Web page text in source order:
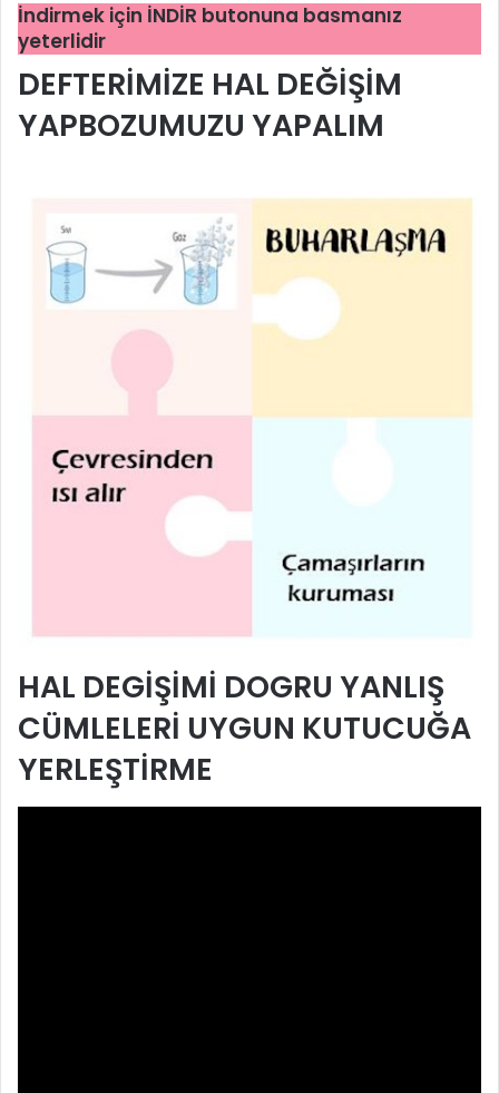
İndirmek için İNDİR butonuna basmanız
yeterlidir
DEFTERİMİZE HAL DEĞİŞİM
YAPBOZUMUZU YAPALIM
HAL DEGİŞİMİ DOGRU YANLIŞ
CÜMLELERİ UYGUN KUTUCUĞA
YERLEŞTİRME